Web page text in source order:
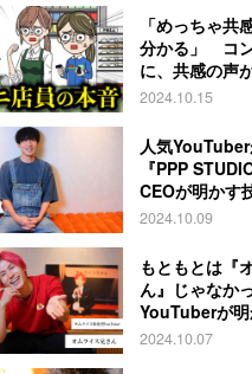
「めっちゃ共
分かる」 コ
に、共感の声
2024.10.15
人気
『PPP
CEOが明かす
2024.10.09
もともとは『
ん』じゃなか
YouTuberが
去とは
2024.10.07